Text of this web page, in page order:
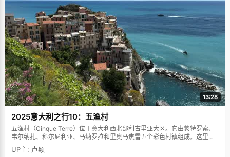
13:28
2025意大利之行10：五渔村
五渔村（Cinque Terre）位于意大利西北部利古里亚大区。它由蒙特罗索、
韦尔纳扎、科尔尼利亚、马纳罗拉和里奥马焦雷五个彩色村镇组成。这里依
山傍海，房屋色彩斑斓，1997年被列为世界文化遗产。
UP主: 卢颖